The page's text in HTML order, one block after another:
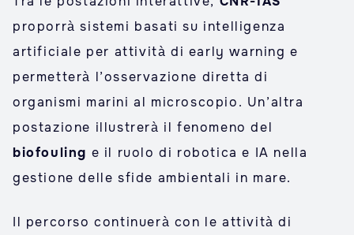
proporrà sistemi basati su intelligenza
artificiale per attività di early warning e
permetterà l’osservazione diretta di
organismi marini al microscopio. Un’altra
postazione illustrerà il fenomeno del
biofouling e il ruolo di robotica e IA nella
gestione delle sfide ambientali in mare.
Il percorso continuerà con le attività di